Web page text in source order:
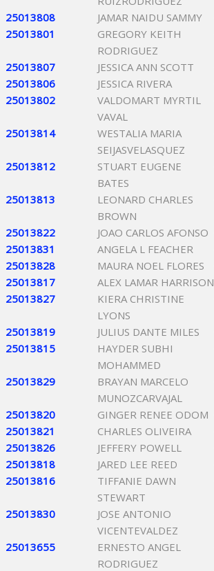
25013808 JAMAR NAIDU SAMMY
25013801
GREGORY KEITH
RODRIGUEZ
25013807 JESSICA ANN SCOTT
25013806
JESSICA RIVERA
25013802
VALDOMART MYRTIL
VAVAL
25013814
WESTALIA MARIA
SEIJASVELASQUEZ
25013812
STUART EUGENE
BATES
25013813
LEONARD CHARLES
BROWN
25013822 JOAO CARLOS AFONSO
25013831
ANGELA L FEACHER
25013828
MAURA NOEL FLORES
25013817
ALEX LAMAR HARRISON
25013827
KIERA CHRISTINE
LYONS
25013819 JULIUS DANTE MILES
25013815
HAYDER SUBHI
MOHAMMED
25013829
BRAYAN MARCELO
MUNOZCARVAJAL
25013820 GINGER RENEE ODOM
25013821
CHARLES OLIVEIRA
25013826
JEFFERY POWELL
25013818
JARED LEE REED
25013816
TIFFANIE DAWN
STEWART
25013830
JOSE ANTONIO
VICENTEVALDEZ
25013655
ERNESTO ANGEL
RODRIGUEZ